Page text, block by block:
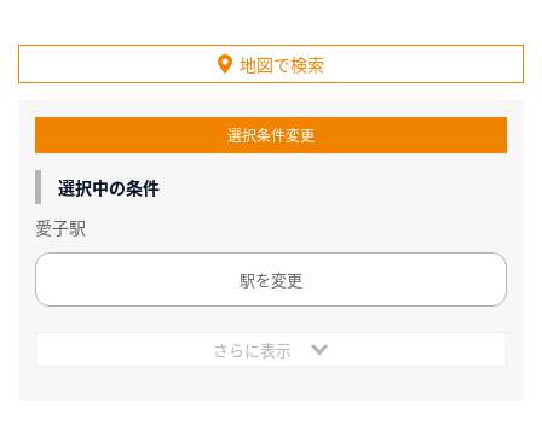
地図で検索
選択条件変更
選択中の条件
愛子駅
駅を変更
さらに表示